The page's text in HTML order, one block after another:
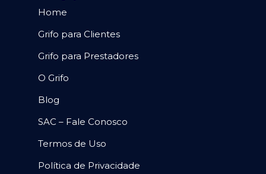
Home
Grifo para Clientes
Grifo para Prestadores
O Grifo
Blog
SAC – Fale Conosco
Termos de Uso
Política de Privacidade